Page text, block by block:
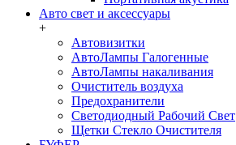
Авто свет и аксессуары
+
Автовизитки
АвтоЛампы Галогенные
АвтоЛампы накаливания
Очиститель воздуха
Предохранители
Светодиодный Рабочий Свет
Щетки Стекло Очистителя